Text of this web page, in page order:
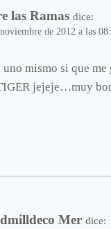
las Ramas dice:
de 2012 a las
uno mismo si que
jejeje…muy
Mer dice: